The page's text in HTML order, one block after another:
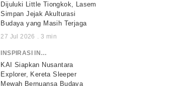
Dijuluki Little Tiongkok, Lasem
Simpan Jejak Akulturasi
Budaya yang Masih Terjaga
27 Jul 2026 . 3 min
INSPIRASI INDONESIA
KAI Siapkan Nusantara
Explorer, Kereta Sleeper
Mewah Bernuansa Budaya